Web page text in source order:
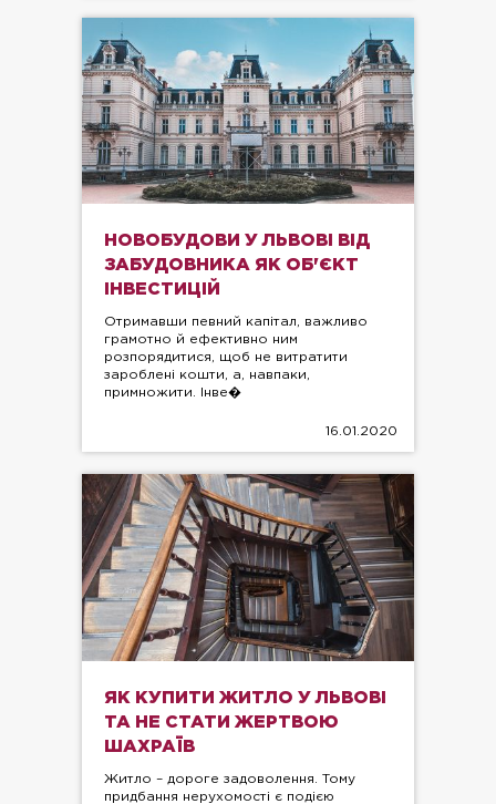
НОВОБУДОВИ У ЛЬВОВІ ВІД
ЗАБУДОВНИКА ЯК ОБ'ЄКТ
ІНВЕСТИЦІЙ
Отримавши певний капітал, важливо
грамотно й ефективно ним
розпорядитися, щоб не витратити
зароблені кошти, а, навпаки,
примножити. Інве�
16.01.2020
ЯК КУПИТИ ЖИТЛО У ЛЬВОВІ
ТА НЕ СТАТИ ЖЕРТВОЮ
ШАХРАЇВ
Житло – дороге задоволення. Тому
придбання нерухомості є подією